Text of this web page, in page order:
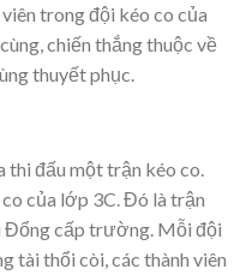
trong đội kéo co của
chiến thắng thuộc về
thuyết phục.
thi đấu một trận kéo co.
của lớp 3C. Đó là trận
Đổng cấp trường. Mỗi đội
tài thổi còi, các thành viên